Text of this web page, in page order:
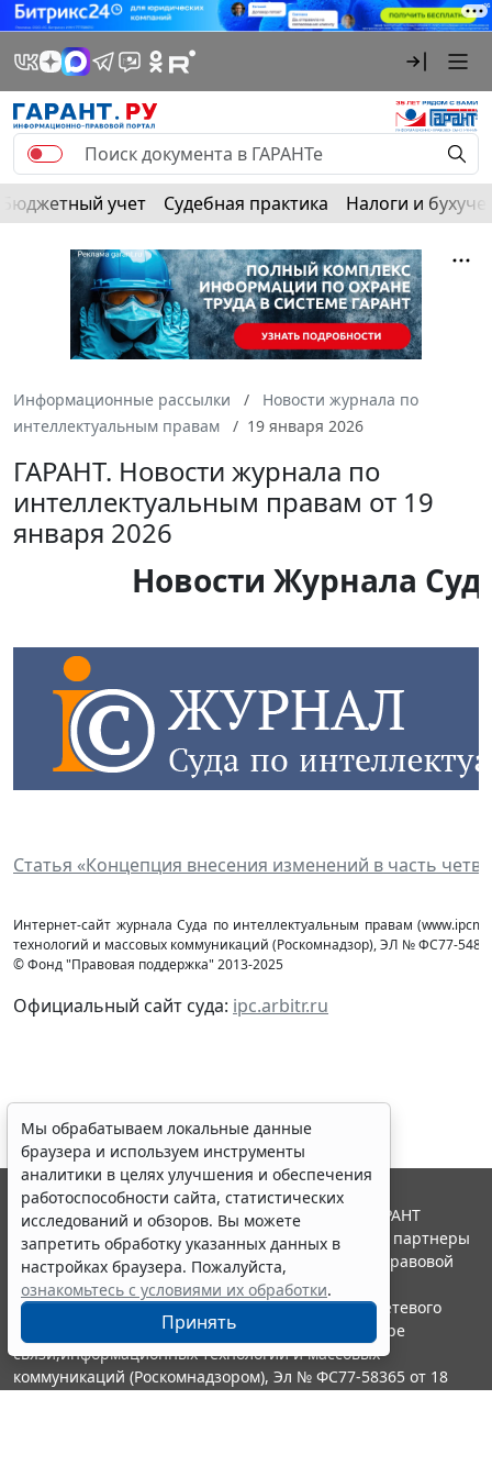
Бюджетный учет Судебная практика Налоги и
Информационные рассылки
Новости журнала по
интеллектуальным правам
19 января 2026
ГАРАНТ. Новости журнала по
интеллектуальным правам от 19
января 2026
Новости Журнала
Статья «Концепция внесения изменений в часть
Интернет-сайт журнала Суда по интеллектуальным правам
технологий и массовых коммуникаций (Роcкомнадзор), ЭЛ № ФС77-
© Фонд "Правовая поддержка" 2013-2025
Официальный сайт суда: ipc.arbitr.ru
Мы обрабатываем локальные данные
браузера и используем инструменты
аналитики в целях улучшения и обеспечения
работоспособности сайта, статистических
исследований и обзоров. Вы можете
запретить обработку указанных данных в
настройках браузера. Пожалуйста,
ознакомьтесь с условиями их обработки.
Принять
© ООО "НПП "ГАРАНТ-СЕРВИС", 2026. Система ГАРАНТ
выпускается с 1990 года. Компания "Гарант" и ее партнеры
являются участниками Российской ассоциации правовой
информации ГАРАНТ.
Портал ГАРАНТ.РУ зарегистрирован в качестве сетевого
издания Федеральной службой по надзору в сфере
связи,информационных технологий и массовых
коммуникаций (Роскомнадзором), Эл № ФС77-58365 от 18